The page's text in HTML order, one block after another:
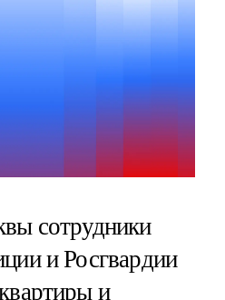
сотрудники
и Росгвардии
и